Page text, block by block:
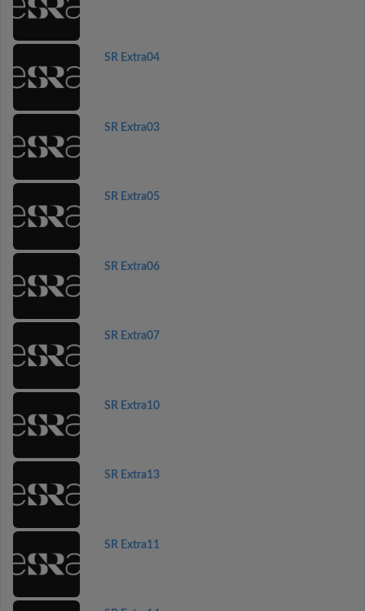
SR Extra04
SR Extra03
SR Extra05
SR Extra06
SR Extra07
SR Extra10
SR Extra13
SR Extra11